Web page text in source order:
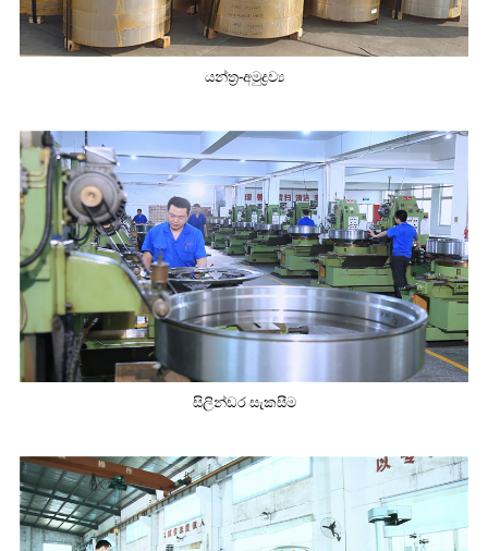
යන්ත්‍ර-අමුද්‍රව්‍ය
සිලින්ඩර සැකසීම